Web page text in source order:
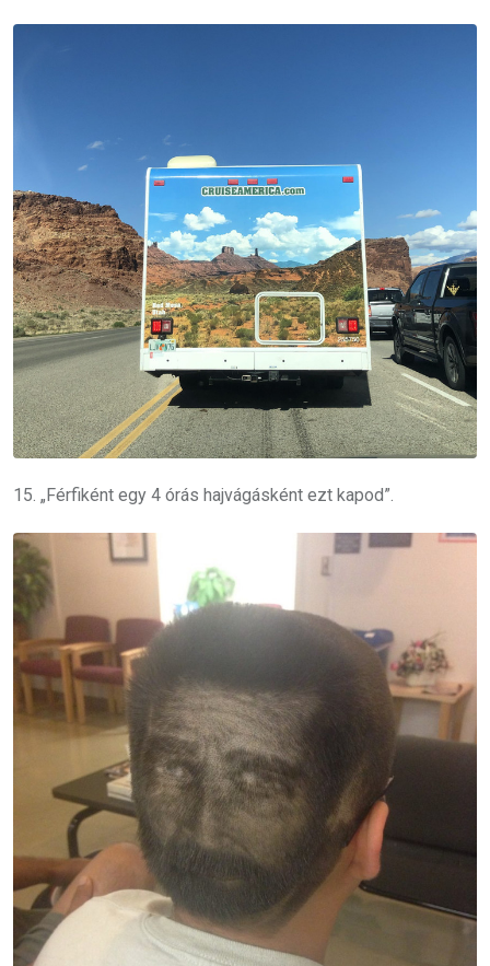
15. „Férfiként egy 4 órás hajvágásként ezt kapod”.